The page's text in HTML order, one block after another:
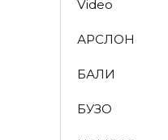
Video
АРСЛОН
БАЛИҚ
БУЗОҚ